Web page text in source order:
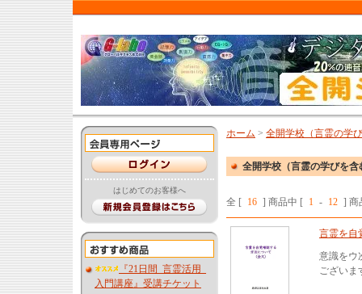
はじめてのお客様へ
『21日間_言霊活用_
入門講座』受講チケット
ホーム > 全開学校（言霊の学
全開学校（言霊の学びを含
全 [ 16 ] 商品中 [ 1 - 12 ] 商
言霊を自
意識をウ
ございま